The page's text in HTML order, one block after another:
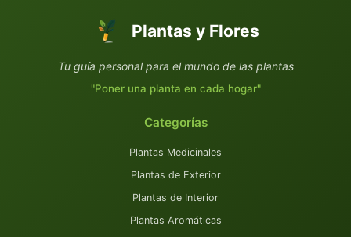
Plantas y Flores
Tu guía personal para el mundo de las plantas
"Poner una planta en cada hogar"
Categorías
Plantas Medicinales
Plantas de Exterior
Plantas de Interior
Plantas Aromáticas